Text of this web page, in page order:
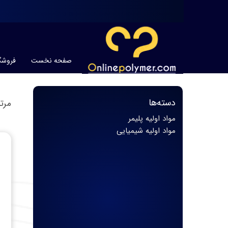
صفحه نخست
دسته‌ها
مواد اولیه پلیمر
مواد اولیه شیمیایی